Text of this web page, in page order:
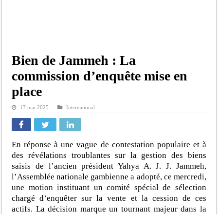
Bien de Jammeh : La
commission d’enquête mise en
place
17 mai 2025 International
En réponse à une vague de contestation populaire et à
des révélations troublantes sur la gestion des biens
saisis de l’ancien président Yahya A. J. J. Jammeh,
l’Assemblée nationale gambienne a adopté, ce mercredi,
une motion instituant un comité spécial de sélection
chargé d’enquêter sur la vente et la cession de ces
actifs. La décision marque un tournant majeur dans la